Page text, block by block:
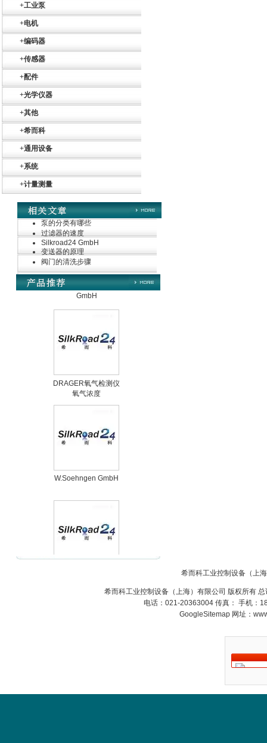
+工业泵
+电机
+编码器
+传感器
+配件
+光学仪器
+其他
+希而科
+通用设备
+系统
+计量测量
泵的分类有哪些
过滤器的速度
Silkroad24 GmbH
变送器的原理
阀门的清洗步骤
HTO 38 内窥镜
VSA016-X 250-255
MSE Filterpressen
GmbH
DRAGER氧气检测仪
氧气浓度
25%POLYTRON
3000 22V
W.Soehngen GmbH
希而科工业控制设备（上
希而科工业控制设备（上海）有限公司 版权所有
电话：021-20363004 传真： 手机：
GoogleSitemap网址：